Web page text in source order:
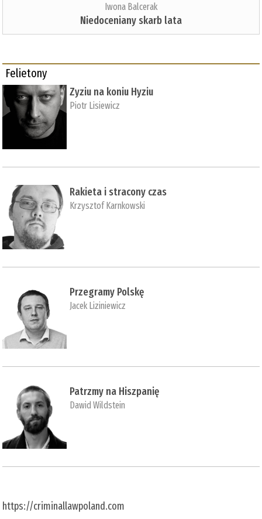
Iwona Balcerak
Niedoceniany skarb lata
Felietony
Zyziu na koniu Hyziu
Piotr Lisiewicz
Rakieta i stracony czas
Krzysztof Karnkowski
Przegramy Polskę
Jacek Liziniewicz
Patrzmy na Hiszpanię
Dawid Wildstein
https://criminallawpoland.com